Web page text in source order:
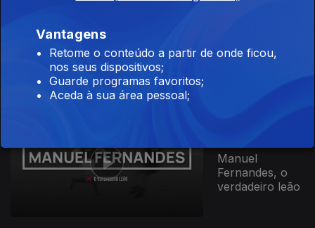
português a
Manuel
Fernandes, o
verdadeiro leão
Vantagens
Retome o conteúdo a partir de onde ficou,
nos seus dispositivos;
Guarde programas favoritos;
Aceda à sua área pessoal;